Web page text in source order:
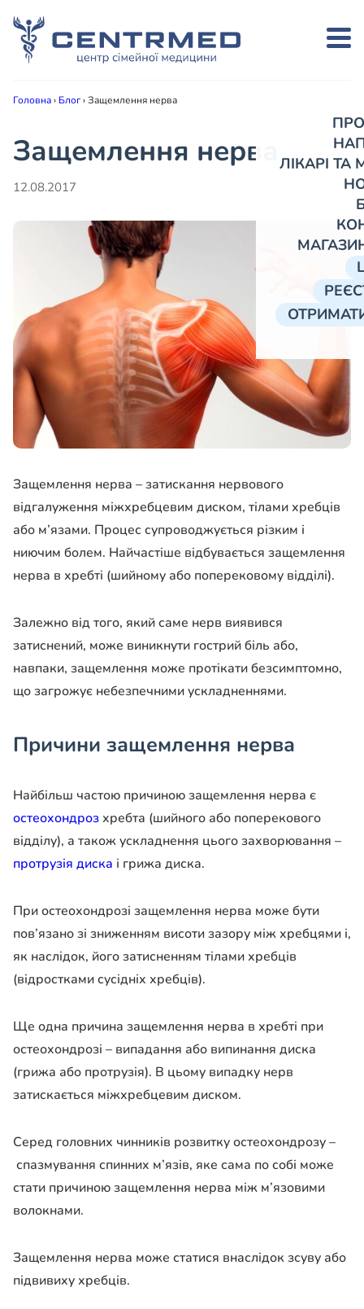
ЛІКАРІ
Головна› Блог›Защемлення нерва
Защемлення нерва
12.08.2017
Защемлення нерва – затискання нервового
відгалуження міжхребцевим диском, тілами хребців
або м’язами. Процес супроводжується різким і
ниючим болем. Найчастіше відбувається защемлення
нерва в хребті (шийному або поперековому відділі).
Залежно від того, який саме нерв виявився
затиснений, може виникнути гострий біль або,
навпаки, защемлення може протікати безсимптомно,
що загрожує небезпечними ускладненнями.
Причини защемлення нерва
Найбільш частою причиною защемлення нерва є
остеохондроз хребта (шийного або поперекового
відділу), а також ускладнення цього захворювання –
протрузія диска і грижа диска.
При остеохондрозі защемлення нерва може бути
пов’язано зі зниженням висоти зазору між хребцями і,
як наслідок, його затисненням тілами хребців
(відростками сусідніх хребців).
Ще одна причина защемлення нерва в хребті при
остеохондрозі – випадання або випинання диска
(грижа або протрузія). В цьому випадку нерв
затискається міжхребцевим диском.
Серед головних чинників розвитку остеохондрозу –
спазмування спинних м’язів, яке сама по собі може
стати причиною защемлення нерва між м’язовими
волокнами.
Защемлення нерва може статися внаслідок зсуву або
підвивиху хребців.